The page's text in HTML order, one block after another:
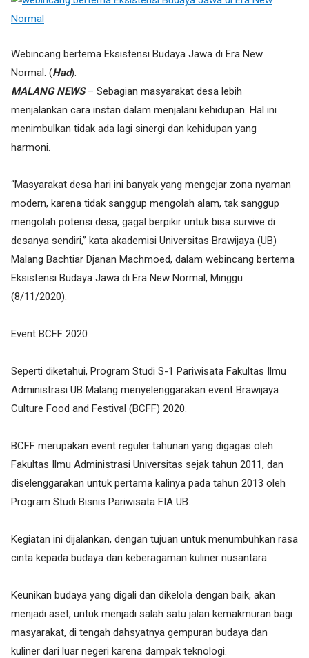
Webincang bertema Eksistensi Budaya Jawa di Era New
Normal. (Had).
MALANG NEWS– Sebagian masyarakat desa lebih
menjalankan cara instan dalam menjalani kehidupan. Hal ini
menimbulkan tidak ada lagi sinergi dan kehidupan yang
harmoni.
“Masyarakat desa hari ini banyak yang mengejar zona nyaman
modern, karena tidak sanggup mengolah alam, tak sanggup
mengolah potensi desa, gagal berpikir untuk bisa survive di
desanya sendiri,” kata akademisi Universitas Brawijaya (UB)
Malang Bachtiar Djanan Machmoed, dalam webincang bertema
Eksistensi Budaya Jawa di Era New Normal, Minggu
(8/11/2020).
Event BCFF 2020
Seperti diketahui, Program Studi S-1 Pariwisata Fakultas Ilmu
Administrasi UB Malang menyelenggarakan event Brawijaya
Culture Food and Festival (BCFF) 2020.
BCFF merupakan event reguler tahunan yang digagas oleh
Fakultas Ilmu Administrasi Universitas sejak tahun 2011, dan
diselenggarakan untuk pertama kalinya pada tahun 2013 oleh
Program Studi Bisnis Pariwisata FIA UB.
Kegiatan ini dijalankan, dengan tujuan untuk menumbuhkan rasa
cinta kepada budaya dan keberagaman kuliner nusantara.
Keunikan budaya yang digali dan dikelola dengan baik, akan
menjadi aset, untuk menjadi salah satu jalan kemakmuran bagi
masyarakat, di tengah dahsyatnya gempuran budaya dan
kuliner dari luar negeri karena dampak teknologi.